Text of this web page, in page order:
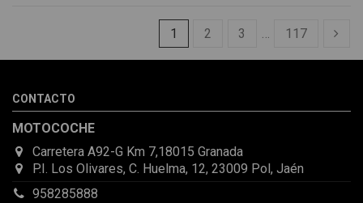
1 2 3 117
CONTACTO
MOTOCOCHE
Carretera A92-G Km 7,18015 Granada
P.I. Los Olivares, C. Huelma, 12, 23009 Pol, Jaén
958285888